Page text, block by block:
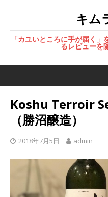
キム
「カユいところに手が届く
るレビューを
Koshu Terroir
（勝沼醸造）
2018年7月5日 admin